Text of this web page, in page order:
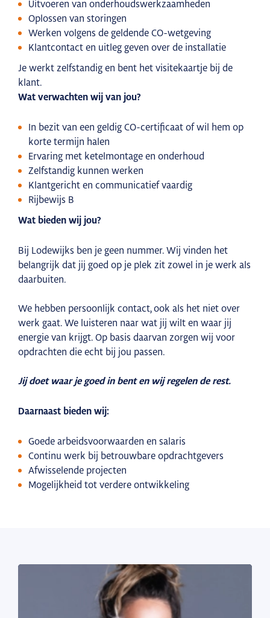
Uitvoeren van onderhoudswerkzaamheden
Oplossen van storingen
Werken volgens de geldende CO-wetgeving
Klantcontact en uitleg geven over de installatie
Je werkt zelfstandig en bent het visitekaartje bij de
klant.
Wat verwachten wij van jou?
In bezit van een geldig CO-certificaat of wil hem op
korte termijn halen
Ervaring met ketelmontage en onderhoud
Zelfstandig kunnen werken
Klantgericht en communicatief vaardig
Rijbewijs B
Wat bieden wij jou?
Bij Lodewijks ben je geen nummer. Wij vinden het
belangrijk dat jij goed op je plek zit zowel in je werk als
daarbuiten.
We hebben persoonlijk contact, ook als het niet over
werk gaat. We luisteren naar wat jij wilt en waar jij
energie van krijgt. Op basis daarvan zorgen wij voor
opdrachten die echt bij jou passen.
Jij doet waar je goed in bent en wij regelen de rest.
Daarnaast bieden wij:
Goede arbeidsvoorwaarden en salaris
Continu werk bij betrouwbare opdrachtgevers
Afwisselende projecten
Mogelijkheid tot verdere ontwikkeling